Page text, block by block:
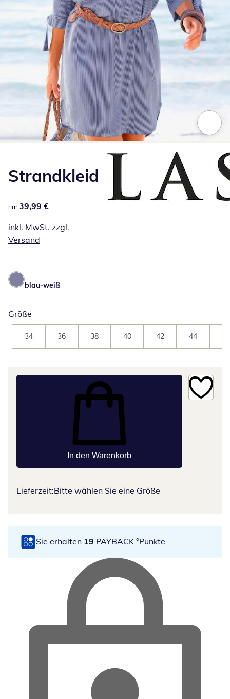
Strandkleid
39,99 €
nur 39,99 €
inkl. MwSt. zzgl.
Versand
blau-weiß
Größe
34 36 38 40 42 44
In den Warenkorb
Lieferzeit:Bitte wählen Sie eine Größe
Sie erhalten 19 PAYBACK °Punkte